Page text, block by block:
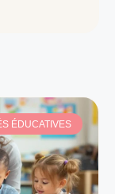
ÉDUCATIVES